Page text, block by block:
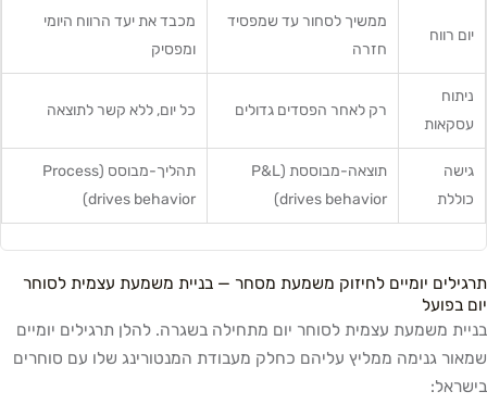
יום רווח
ממשיך לסחור עד שמפסיד
חזרה
מכבד את יעד הרווח היומי
ומפסיק
ניתוח
עסקאות
רק לאחר הפסדים גדולים כל יום, ללא קשר לתוצאה
גישה
כוללת
תוצאה-מבוססת (P&L
drives behavior)
תהליך-מבוסס (Process
drives behavior)
תרגילים יומיים לחיזוק משמעת מסחר — בניית משמעת עצמית לסוחר
יום בפועל
בניית משמעת עצמית לסוחר יום מתחילה בשגרה. להלן תרגילים יומיים
שמאור גנימה ממליץ עליהם כחלק מעבודת המנטורינג שלו עם סוחרים
בישראל: